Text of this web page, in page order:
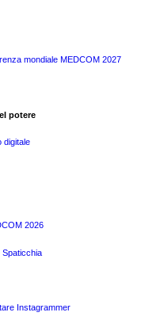
mondiale MEDCOM 2027
potere
digitale
2026
Spaticchia
Instagrammer